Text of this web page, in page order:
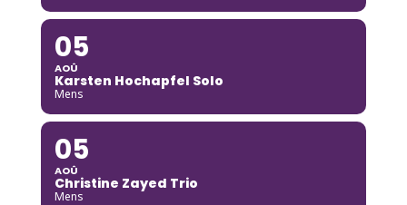
05
AOÛ
Karsten Hochapfel Solo
Mens
05
AOÛ
Christine Zayed Trio
Mens